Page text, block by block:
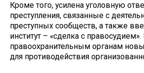
Кроме того, усилена уголовную
преступления, связанные с
преступных сообществ, а также
институт – «сделка с правосудием».
правоохранительным органам
для противодействия